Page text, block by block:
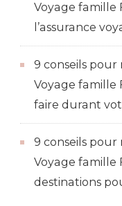
Voyage famille
l’assurance
9 conseils pour
Voyage famille
faire durant
9 conseils pour
Voyage famille
destinations